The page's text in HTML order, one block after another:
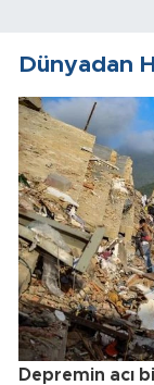
Dünyadan
Depremin acı